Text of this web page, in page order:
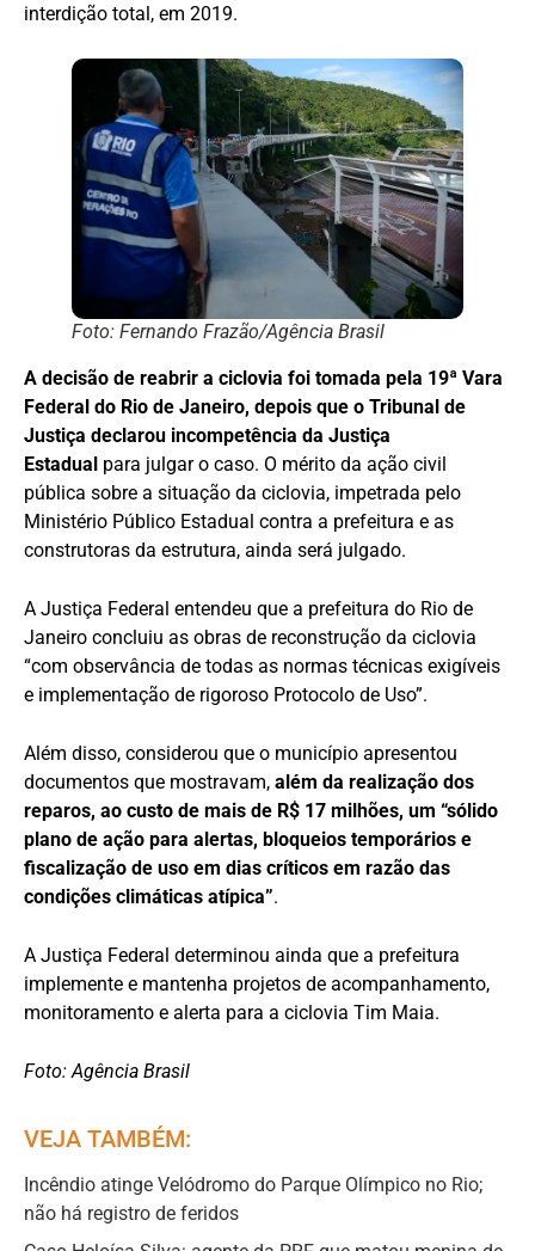
interdição total, em 2019.
Foto: Fernando Frazão/Agência Brasil
A decisão de reabrir a ciclovia foi tomada pela 19ª Vara
Federal do Rio de Janeiro, depois que o Tribunal de
Justiça declarou incompetência da Justiça
Estadual para julgar o caso. O mérito da ação civil
pública sobre a situação da ciclovia, impetrada pelo
Ministério Público Estadual contra a prefeitura e as
construtoras da estrutura, ainda será julgado.
A Justiça Federal entendeu que a prefeitura do Rio de
Janeiro concluiu as obras de reconstrução da ciclovia
“com observância de todas as normas técnicas exigíveis
e implementação de rigoroso Protocolo de Uso”.
Além disso, considerou que o município apresentou
documentos que mostravam, além da realização dos
reparos, ao custo de mais de R$ 17 milhões, um “sólido
plano de ação para alertas, bloqueios temporários e
fiscalização de uso em dias críticos em razão das
condições climáticas atípica”.
A Justiça Federal determinou ainda que a prefeitura
implemente e mantenha projetos de acompanhamento,
monitoramento e alerta para a ciclovia Tim Maia.
Foto: Agência Brasil
VEJA TAMBÉM:
Incêndio atinge Velódromo do Parque Olímpico no Rio;
não há registro de feridos